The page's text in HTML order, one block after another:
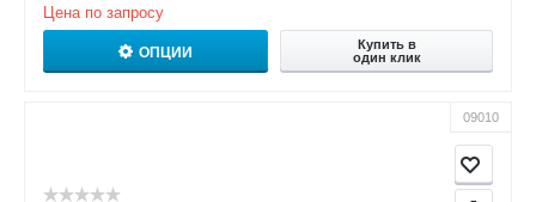
Цена по запросу
ОПЦИИ
Купить в
один клик
09010